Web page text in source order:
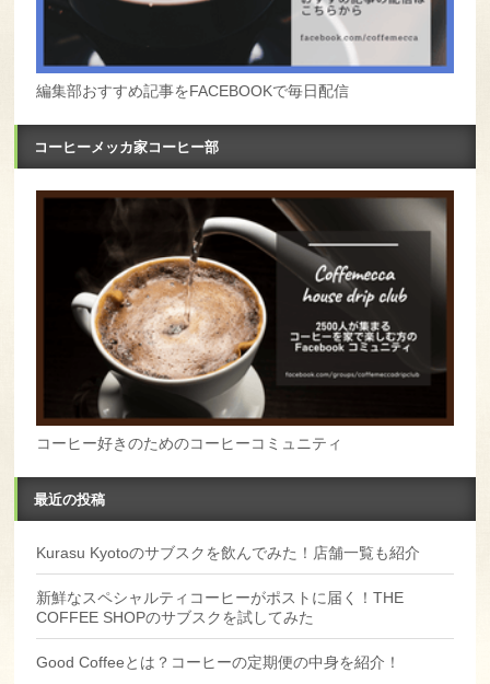
編集部おすすめ記事をFACEBOOKで毎日配信
コーヒーメッカ家コーヒー部
コーヒー好きのためのコーヒーコミュニティ
最近の投稿
Kurasu Kyotoのサブスクを飲んでみた！店舗一覧も紹介
新鮮なスペシャルティコーヒーがポストに届く！THE
COFFEE SHOPのサブスクを試してみた
Good Coffeeとは？コーヒーの定期便の中身を紹介！